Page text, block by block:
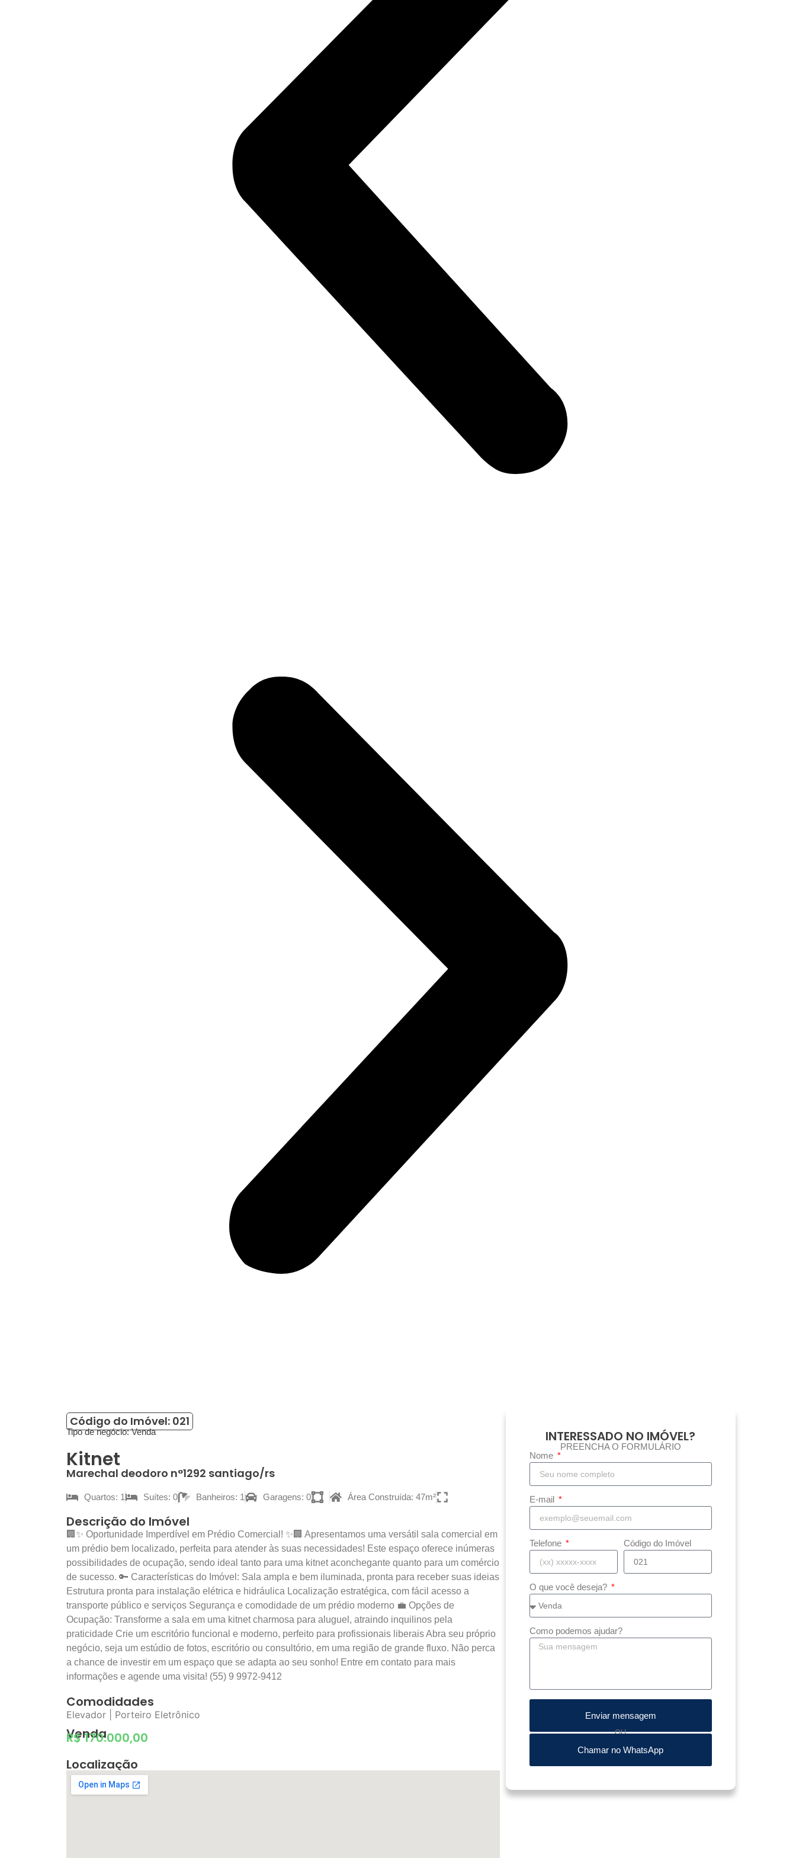
Código do Imóvel: 021
Tipo de negócio:Venda
Kitnet
Marechal deodoro n°1292 santiago/rs
Quartos: 1 Suítes: 0 Banheiros: 1 Garagens: 0 Área Construída: 47m²
Descrição do Imóvel
🏢✨ Oportunidade Imperdível em Prédio Comercial! ✨🏢 Apresentamos uma versátil sala comercial em
um prédio bem localizado, perfeita para atender às suas necessidades! Este espaço oferece inúmeras
possibilidades de ocupação, sendo ideal tanto para uma kitnet aconchegante quanto para um comércio
de sucesso. 🔑 Características do Imóvel: Sala ampla e bem iluminada, pronta para receber suas ideias
Estrutura pronta para instalação elétrica e hidráulica Localização estratégica, com fácil acesso a
transporte público e serviços Segurança e comodidade de um prédio moderno 💼 Opções de
Ocupação: Transforme a sala em uma kitnet charmosa para aluguel, atraindo inquilinos pela
praticidade Crie um escritório funcional e moderno, perfeito para profissionais liberais Abra seu próprio
negócio, seja um estúdio de fotos, escritório ou consultório, em uma região de grande fluxo. Não perca
a chance de investir em um espaço que se adapta ao seu sonho! Entre em contato para mais
informações e agende uma visita! (55) 9 9972-9412
Comodidades
Elevador | Porteiro Eletrônico
Venda
R$ 170.000,00
Localização
INTERESSADO NO IMÓVEL?
PREENCHA O FORMULÁRIO
Nome
E-mail
Telefone Código do Imóvel
O que você deseja?
Como podemos ajudar?
Enviar mensagem
OU
Chamar no WhatsApp